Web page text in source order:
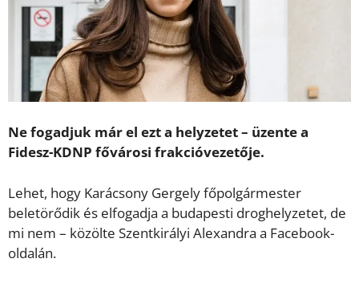
Ne fogadjuk már el ezt a helyzetet – üzente a
Fidesz-KDNP fővárosi frakcióvezetője.
Lehet, hogy Karácsony Gergely főpolgármester
beletörődik és elfogadja a budapesti droghelyzetet, de
mi nem – közölte Szentkirályi Alexandra a Facebook-
oldalán.